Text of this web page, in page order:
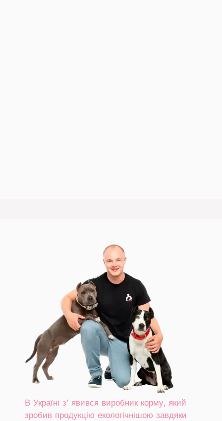
В Україні зʼявився виробник корму, який
зробив продукцію екологічнішою завдяки